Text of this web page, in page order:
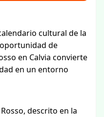
cultural de la
de
en Calvia convierte
en un entorno
descrito en la